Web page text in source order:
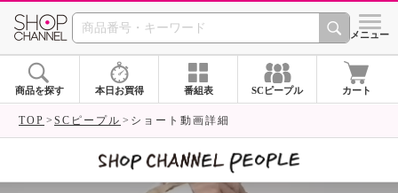
SHOP CHANNEL シメニュー
商品を探す 本日お買得 番組表 SCピープル カート
TOP SCピープル ショート動画詳細